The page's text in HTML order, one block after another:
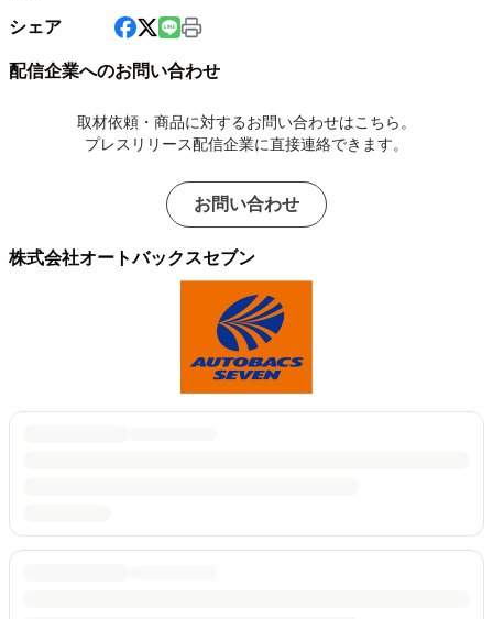
シェア
配信企業へのお問い合わせ
取材依頼・商品に対するお問い合わせはこちら。
プレスリリース配信企業に直接連絡できます。
お問い合わせ
株式会社オートバックスセブン